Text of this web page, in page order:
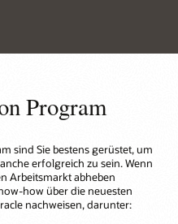
Program
sind Sie bestens gerüstet, um
erfolgreich zu sein. Wenn
Arbeitsmarkt abheben
how über die neuesten
nachweisen, darunter: